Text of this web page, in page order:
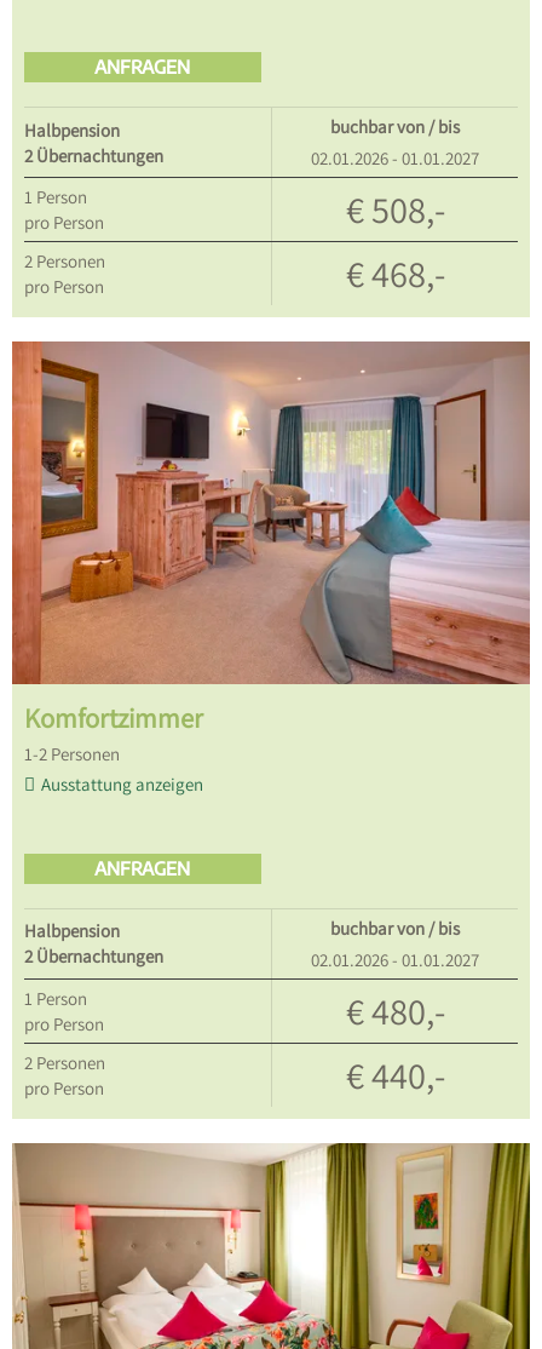
ANFRAGEN
Halbpension
2 Übernachtungen
buchbar von / bis
02.01.2026 - 01.01.2027
1 Person
pro Person
€ 508,-
2 Personen
pro Person
€ 468,-
Komfortzimmer
1-2 Personen
Ausstattung anzeigen
ANFRAGEN
Halbpension
2 Übernachtungen
buchbar von / bis
02.01.2026 - 01.01.2027
1 Person
pro Person
€ 480,-
2 Personen
pro Person
€ 440,-